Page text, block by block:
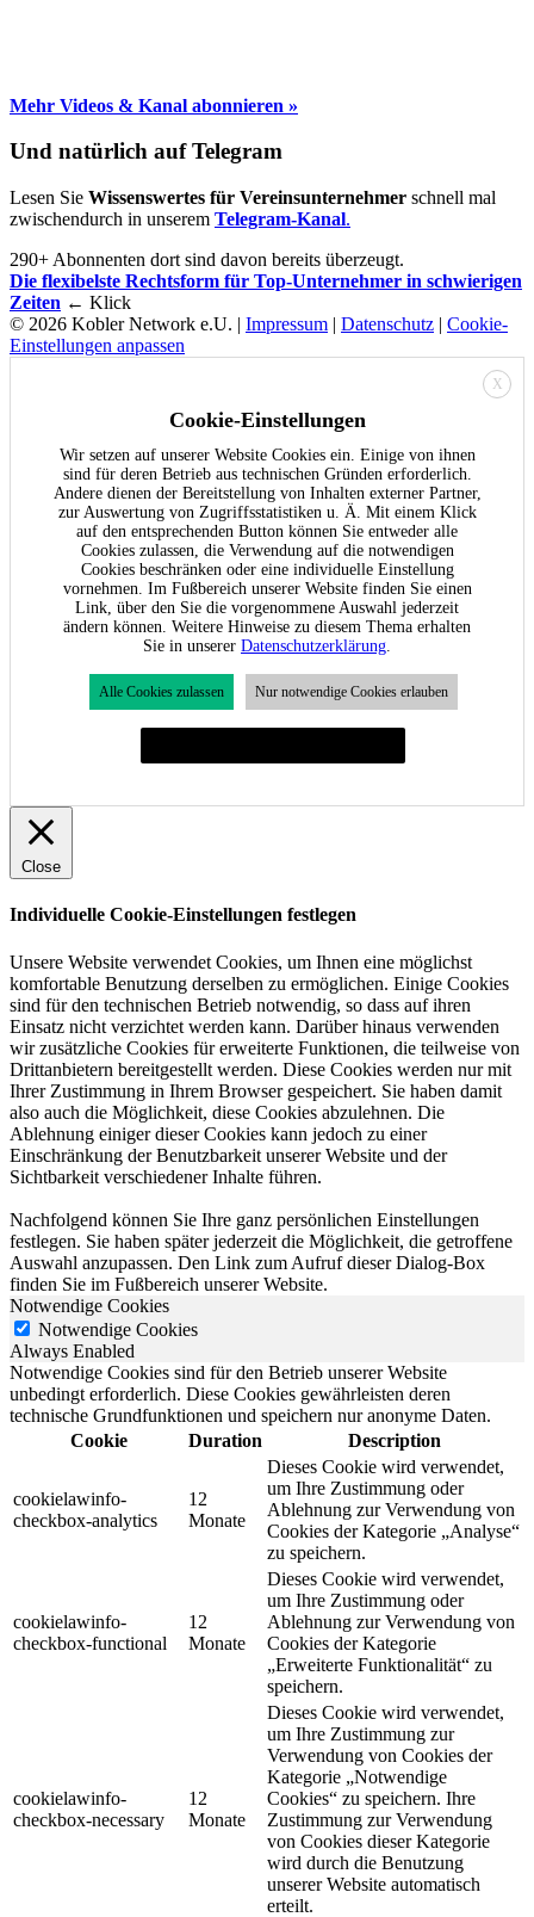
Mehr Videos & Kanal abonnieren »
Und natürlich auf Telegram
Lesen Sie Wissenswertes für Vereinsunternehmer schnell mal
zwischendurch in unserem Telegram-Kanal.
290+ Abonnenten dort sind davon bereits überzeugt.
Die flexibelste Rechtsform für Top-Unternehmer in schwierigen
Zeiten ← Klick
© 2026 Kobler Network e.U. | Impressum | Datenschutz | Cookie-
Einstellungen anpassen
X
Cookie-Einstellungen
Wir setzen auf unserer Website Cookies ein. Einige von ihnen
sind für deren Betrieb aus technischen Gründen erforderlich.
Andere dienen der Bereitstellung von Inhalten externer Partner,
zur Auswertung von Zugriffsstatistiken u. Ä. Mit einem Klick
auf den entsprechenden Button können Sie entweder alle
Cookies zulassen, die Verwendung auf die notwendigen
Cookies beschränken oder eine individuelle Einstellung
vornehmen. Im Fußbereich unserer Website finden Sie einen
Link, über den Sie die vorgenommene Auswahl jederzeit
ändern können. Weitere Hinweise zu diesem Thema erhalten
Sie in unserer Datenschutzerklärung.
Alle Cookies zulassen Nur notwendige Cookies erlauben
Close
Individuelle Cookie-Einstellungen festlegen
Unsere Website verwendet Cookies, um Ihnen eine möglichst
komfortable Benutzung derselben zu ermöglichen. Einige Cookies
sind für den technischen Betrieb notwendig, so dass auf ihren
Einsatz nicht verzichtet werden kann. Darüber hinaus verwenden
wir zusätzliche Cookies für erweiterte Funktionen, die teilweise von
Drittanbietern bereitgestellt werden. Diese Cookies werden nur mit
Ihrer Zustimmung in Ihrem Browser gespeichert. Sie haben damit
also auch die Möglichkeit, diese Cookies abzulehnen. Die
Ablehnung einiger dieser Cookies kann jedoch zu einer
Einschränkung der Benutzbarkeit unserer Website und der
Sichtbarkeit verschiedener Inhalte führen.
Nachfolgend können Sie Ihre ganz persönlichen Einstellungen
festlegen. Sie haben später jederzeit die Möglichkeit, die getroffene
Auswahl anzupassen. Den Link zum Aufruf dieser Dialog-Box
finden Sie im Fußbereich unserer Website.
Notwendige Cookies
Notwendige Cookies
Always Enabled
Notwendige Cookies sind für den Betrieb unserer Website
unbedingt erforderlich. Diese Cookies gewährleisten deren
technische Grundfunktionen und speichern nur anonyme Daten.
Cookie
Duration Description
cookielawinfo-
checkbox-analytics
12
Monate
Dieses Cookie wird verwendet,
um Ihre Zustimmung oder
Ablehnung zur Verwendung von
Cookies der Kategorie „Analyse“
zu speichern.
cookielawinfo-
checkbox-functional
12
Monate
Dieses Cookie wird verwendet,
um Ihre Zustimmung oder
Ablehnung zur Verwendung von
Cookies der Kategorie
„Erweiterte Funktionalität“ zu
speichern.
cookielawinfo-
checkbox-necessary
12
Monate
Dieses Cookie wird verwendet,
um Ihre Zustimmung zur
Verwendung von Cookies der
Kategorie „Notwendige
Cookies“ zu speichern. Ihre
Zustimmung zur Verwendung
von Cookies dieser Kategorie
wird durch die Benutzung
unserer Website automatisch
erteilt.